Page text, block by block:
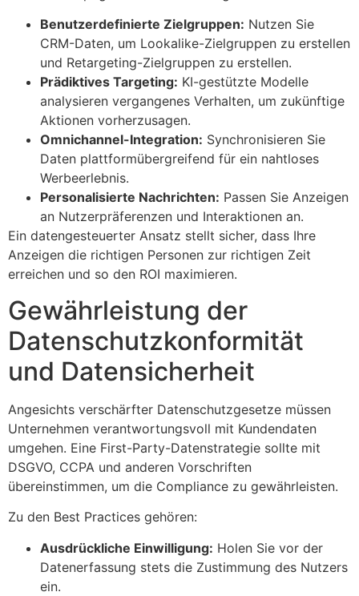
Benutzerdefinierte Zielgruppen: Nutzen Sie
CRM-Daten, um Lookalike-Zielgruppen zu erstellen
und Retargeting-Zielgruppen zu erstellen.
Prädiktives Targeting: KI-gestützte Modelle
analysieren vergangenes Verhalten, um zukünftige
Aktionen vorherzusagen.
Omnichannel-Integration: Synchronisieren Sie
Daten plattformübergreifend für ein nahtloses
Werbeerlebnis.
Personalisierte Nachrichten: Passen Sie Anzeigen
an Nutzerpräferenzen und Interaktionen an.
Ein datengesteuerter Ansatz stellt sicher, dass Ihre
Anzeigen die richtigen Personen zur richtigen Zeit
erreichen und so den ROI maximieren.
Gewährleistung der
Datenschutzkonformität
und Datensicherheit
Angesichts verschärfter Datenschutzgesetze müssen
Unternehmen verantwortungsvoll mit Kundendaten
umgehen. Eine First-Party-Datenstrategie sollte mit
DSGVO, CCPA und anderen Vorschriften
übereinstimmen, um die Compliance zu gewährleisten.
Zu den Best Practices gehören:
Ausdrückliche Einwilligung: Holen Sie vor der
Datenerfassung stets die Zustimmung des Nutzers
ein.